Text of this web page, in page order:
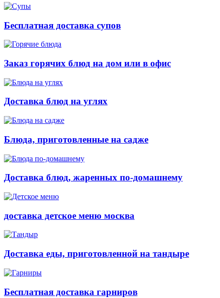
Бесплатная доставка супов
Заказ горячих блюд на дом или в офис
Доставка блюд на углях
Блюда, приготовленные на садже
Доставка блюд, жаренных по-домашнему
доставка детское меню москва
Доставка еды, приготовленной на тандыре
Бесплатная доставка гарниров